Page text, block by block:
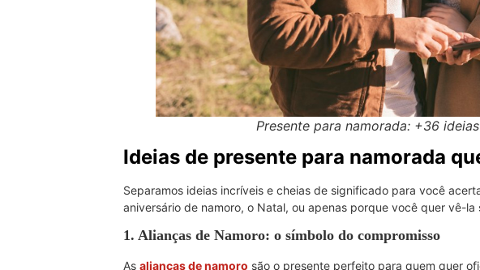
Presente para namorada: +36
Ideias de presente para namorada
Separamos ideias incríveis e cheias de significado para você
aniversário de namoro, o Natal, ou apenas porque você quer vê-la
1. Alianças de Namoro: o símbolo do compromisso
As alianças de namoro são o presente perfeito para quem quer